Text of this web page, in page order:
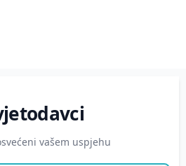
vašem uspjehu